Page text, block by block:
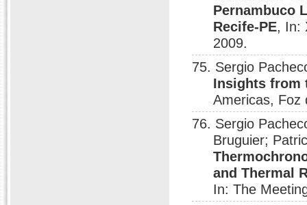
Pernambuco
Recife-PE, In:
2009.
75. Sergio
Insights from
Americas, Foz
76. Sergio
Bruguier;
and Thermal
In: The